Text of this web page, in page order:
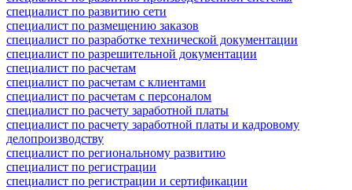
специалист по развитию сети
специалист по размещению заказов
специалист по разработке технической документации
специалист по разрешительной документации
специалист по расчетам
специалист по расчетам с клиентами
специалист по расчетам с персоналом
специалист по расчету заработной платы
специалист по расчету заработной платы и кадровому
делопроизводству
специалист по региональному развитию
специалист по регистрации
специалист по регистрации и сертификации